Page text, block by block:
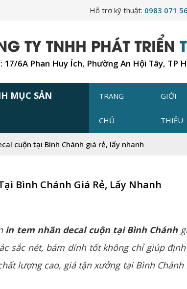
Hỗ trợ kỹ thuật: 0983 071
17/6A Phan Huy Ích, Phường An Hội Tây, TP
MỤC SẢN TRANG
CHỦ
GIỚI
THIỆU
cuộn tại Bình Chánh giá rẻ, lấy nhanh
Bình Chánh Giá Rẻ, Lấy Nhanh
in tem nhãn decal cuộn tại Bình Chánh
sắc nét, bám dính tốt không chỉ giúp
lượng cao, giá tận xưởng tại Bình